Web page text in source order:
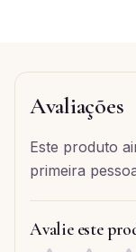
Avaliações
Este produto
primeira
Avalie este